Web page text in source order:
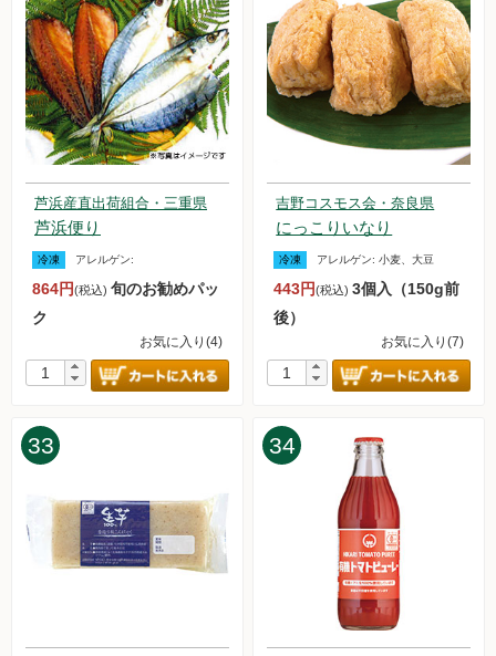
芦浜産直出荷組合・三重県
芦浜便り
冷凍 アレルゲン:
864円(税込) 旬のお勧めパッ
ク
お気に入り(4)
吉野コスモス会・奈良県
にっこりいなり
冷凍 アレルゲン:小麦、大豆
443円(税込)3個入（150g前
後）
お気に入り(7)
33 34